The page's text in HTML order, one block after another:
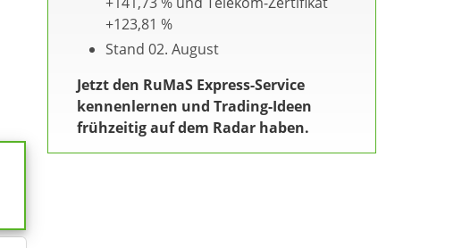
+123,81 %
Stand 02. August
Jetzt den RuMaS Express-Service
kennenlernen und Trading-Ideen
frühzeitig auf dem Radar haben.